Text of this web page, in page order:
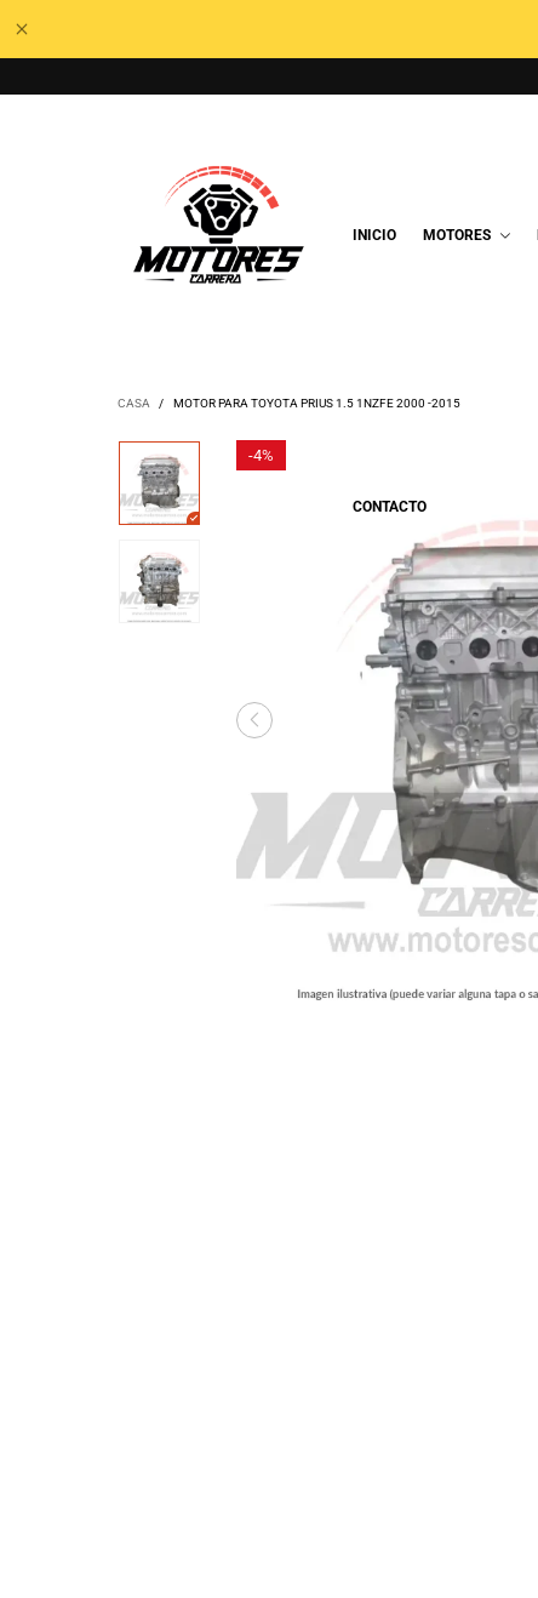
INICIO MOTORES
CONTACTO
CASA / MOTOR PARA TOYOTA PRIUS 1.5 1NZFE 2000 -2015
-4%